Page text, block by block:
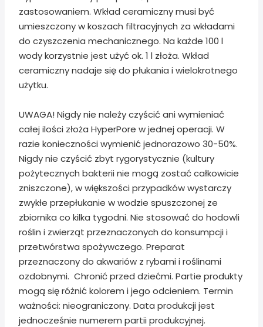
zastosowaniem. Wkład ceramiczny musi być
umieszczony w koszach filtracyjnych za wkładami
do czyszczenia mechanicznego. Na każde 100 l
wody korzystnie jest użyć ok. 1 l złoża. Wkład
ceramiczny nadaje się do płukania i wielokrotnego
użytku.
UWAGA! Nigdy nie należy czyścić ani wymieniać
całej ilości złoża HyperPore w jednej operacji. W
razie konieczności wymienić jednorazowo 30-50%.
Nigdy nie czyścić zbyt rygorystycznie (kultury
pożytecznych bakterii nie mogą zostać całkowicie
zniszczone), w większości przypadków wystarczy
zwykłe przepłukanie w wodzie spuszczonej ze
zbiornika co kilka tygodni. Nie stosować do hodowli
roślin i zwierząt przeznaczonych do konsumpcji i
przetwórstwa spożywczego. Preparat
przeznaczony do akwariów z rybami i roślinami
ozdobnymi. Chronić przed dziećmi. Partie produkty
mogą się różnić kolorem i jego odcieniem. Termin
ważności: nieograniczony. Data produkcji jest
jednocześnie numerem partii produkcyjnej.